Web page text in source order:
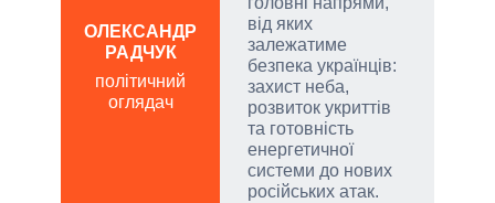
від яких
залежатиме
безпека українців:
захист неба,
розвиток укриттів
та готовність
енергетичної
системи до нових
російських атак.
ОЛЕКСАНДР
РАДЧУК
політичний
оглядач